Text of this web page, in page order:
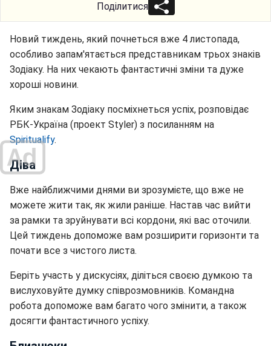
Поділитися
Новий тиждень, який почнеться вже 4 листопада,
особливо запам'ятається представникам трьох знаків
Зодіаку. На них чекають фантастичні зміни та дуже
хороші новини.
Яким знакам Зодіаку посміхнеться успіх, розповідає
РБК-Україна (проект Styler) з посиланням на
Spiritualify.
Діва
Вже найближчими днями ви зрозумієте, що вже не
можете жити так, як жили раніше. Настав час вийти
за рамки та зруйнувати всі кордони, які вас оточили.
Цей тиждень допоможе вам розширити горизонти та
почати все з чистого листа.
Беріть участь у дискусіях, діліться своєю думкою та
вислуховуйте думку співрозмовників. Командна
робота допоможе вам багато чого змінити, а також
досягти фантастичного успіху.